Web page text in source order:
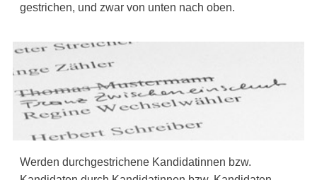
gestrichen, und zwar von unten nach oben.
Werden durchgestrichene Kandidatinnen bzw.